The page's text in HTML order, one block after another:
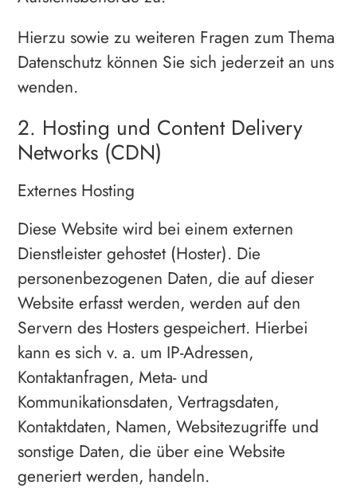
Hierzu sowie zu weiteren Fragen zum Thema
Datenschutz können Sie sich jederzeit an uns
wenden.
2. Hosting und Content Delivery
Networks (CDN)
Externes Hosting
Diese Website wird bei einem externen
Dienstleister gehostet (Hoster). Die
personenbezogenen Daten, die auf dieser
Website erfasst werden, werden auf den
Servern des Hosters gespeichert. Hierbei
kann es sich v. a. um IP-Adressen,
Kontaktanfragen, Meta- und
Kommunikationsdaten, Vertragsdaten,
Kontaktdaten, Namen, Websitezugriffe und
sonstige Daten, die über eine Website
generiert werden, handeln.